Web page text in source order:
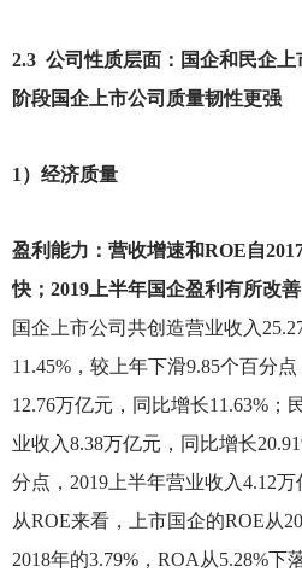
2.3 公司性质层面：国企和民企
阶段国企上市公司质量韧性更强
1 ）经济质量
盈利能力：营收增速和ROE自
快；2019上半年国企盈利有所改善
国企上市公司共创造营业收入
11.45%，较上年下滑9.85个百分
12.76万亿元，同比增长11.63%；
业收入8.38万亿元，同比增长
分点，2019上半年营业收入4.12万
从ROE来看，上市国企的ROE从
2018年的3.79%，ROA从5.28%下